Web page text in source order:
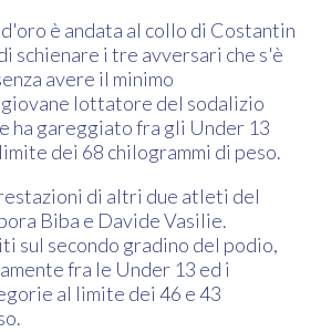
è andata al collo di Costantin
schienare i tre avversari che s'è
avere il minimo
lottatore del sodalizio
ha gareggiato fra gli Under 13
dei 68 chilogrammi di peso.
di altri due atleti del
Biba e Davide Vasilie.
sul secondo gradino del podio,
fra le Under 13 ed i
al limite dei 46 e 43